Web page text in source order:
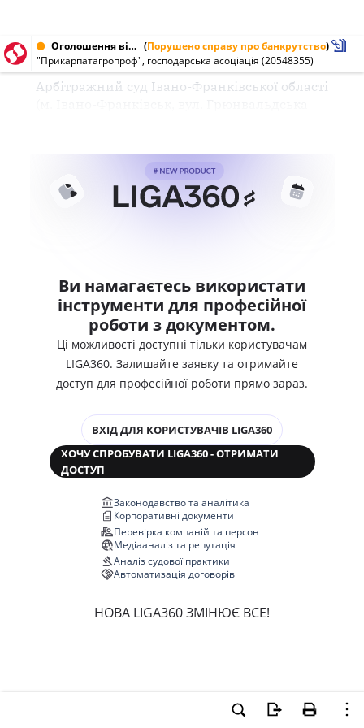
Оголошення від 22.02.2000 № 20548355 (Порушено справу про банкрутство)
"Прикарпатагропроф", господарська асоціація (20548355)
Арбітражний суд Івано-Франківської області
Ви намагаєтесь використати
інструменти для професійної
роботи з документом.
Ці можливості доступні тільки користувачам
LIGA360. Залишайте заявку та отримайте
доступ для професійної роботи прямо зараз.
ВХІД ДЛЯ КОРИСТУВАЧІВ LIGA360
ХОЧУ СПРОБУВАТИ LIGA360 - ОТРИМАТИ
ДОСТУП
Законодавство та аналітика
Корпоративні документи
Перевірка компаній та персон
Медіааналіз та репутація
Аналіз судової практики
Автоматизація договорів
НОВА LIGA360 ЗМІНЮЄ ВСЕ!